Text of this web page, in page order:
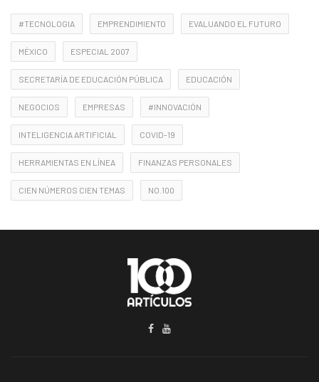
#TECNOLOGIA EMPRENDIMIENTO EVALUANDO EL FUTURO
MÉXICO ESPECIAL 2007
SECRETARÍA DE EDUCACIÓN PÚBLICA EDUCACIÓN
NEGOCIOS EMPRESAS #INNOVACIÓN
INTELIGENCIA ARTIFICIAL COVID-19
HERRAMIENTAS EN LÍNEA FINANZAS PERSONALES
CIEN NÚMEROS CIEN TEMAS NO.100